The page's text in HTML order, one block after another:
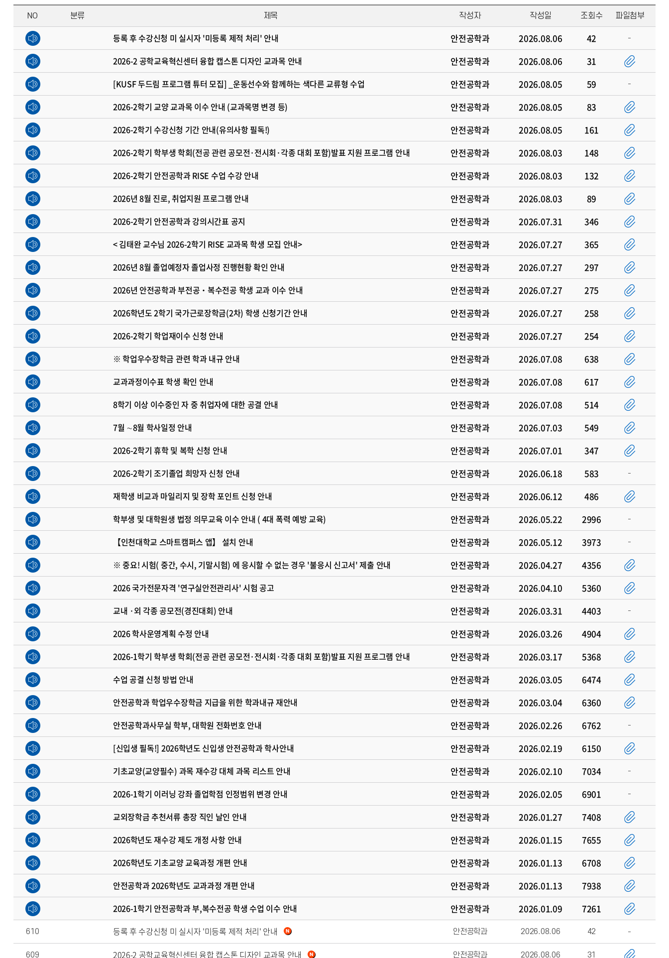
NO 분류 제목 작성자 작성일 조회수 파일첨부
등록 후 수강신청 미 실시자 '미등록 제적 처리' 안내 안전공학과 2026.08.06 42
2026-2 공학교육혁신센터 융합 캡스톤 디자인 교과목 안내 안전공학과 2026.08.06 31
[KUSF 두드림 프로그램 튜터 모집] _운동선수와 함께하는 색다른 교류형 수업 안전공학과 2026.08.05 59
2026-2학기 교양 교과목 이수 안내 (교과목명 변경 등) 안전공학과 2026.08.05 83
2026-2학기 수강신청 기간 안내(유의사항 필독!) 안전공학과 2026.08.05 161
2026-2학기 학부생 학회(전공 관련 공모전·전시회·각종 대회 포함)발표 지원 프로그램 안내 안전공학과 2026.08.03 148
2026-2학기 안전공학과 RISE 수업 수강 안내 안전공학과 2026.08.03 132
2026년 8월 진로, 취업지원 프로그램 안내 안전공학과 2026.08.03 89
2026-2학기 안전공학과 강의시간표 공지 안전공학과 2026.07.31 346
< 김태완 교수님 2026-2학기 RISE 교과목 학생 모집 안내> 안전공학과 2026.07.27 365
2026년 8월 졸업예정자 졸업사정 진행현황 확인 안내 안전공학과 2026.07.27 297
2026년 안전공학과 부전공‧복수전공 학생 교과 이수 안내 안전공학과 2026.07.27 275
2026학년도 2학기 국가근로장학금(2차) 학생 신청기간 안내 안전공학과 2026.07.27 258
2026-2학기 학업재이수 신청 안내 안전공학과 2026.07.27 254
※ 학업우수장학금 관련 학과 내규 안내 안전공학과 2026.07.08 638
교과과정이수표 학생 확인 안내 안전공학과 2026.07.08 617
8학기 이상 이수중인 자 중 취업자에 대한 공결 안내 안전공학과 2026.07.08 514
7월 ∼8월 학사일정 안내 안전공학과 2026.07.03 549
2026-2학기 휴학 및 복학 신청 안내 안전공학과 2026.07.01 347
2026-2학기 조기졸업 희망자 신청 안내 안전공학과 2026.06.18 583
재학생 비교과 마일리지 및 장학 포인트 신청 안내 안전공학과 2026.06.12 486
학부생 및 대학원생 법정 의무교육 이수 안내 ( 4대 폭력 예방 교육) 안전공학과 2026.05.22 2996
【인천대학교 스마트캠퍼스 앱】 설치 안내 안전공학과 2026.05.12 3973
※ 중요! 시험( 중간, 수시, 기말시험) 에 응시할 수 없는 경우 '불응시 신고서' 제출 안내 안전공학과 2026.04.27 4356
2026 국가전문자격 '연구실안전관리사' 시험 공고 안전공학과 2026.04.10 5360
교내 ·외 각종 공모전(경진대회) 안내 안전공학과 2026.03.31 4403
2026 학사운영계획 수정 안내 안전공학과 2026.03.26 4904
2026-1학기 학부생 학회(전공 관련 공모전·전시회·각종 대회 포함)발표 지원 프로그램 안내 안전공학과 2026.03.17 5368
수업 공결 신청 방법 안내 안전공학과 2026.03.05 6474
안전공학과 학업우수장학금 지급을 위한 학과내규 재안내 안전공학과 2026.03.04 6360
안전공학과사무실 학부, 대학원 전화번호 안내 안전공학과 2026.02.26 6762
[신입생 필독!] 2026학년도 신입생 안전공학과 학사안내 안전공학과 2026.02.19 6150
기초교양(교양필수) 과목 재수강 대체 과목 리스트 안내 안전공학과 2026.02.10 7034
2026-1학기 이러닝 강좌 졸업학점 인정범위 변경 안내 안전공학과 2026.02.05 6901
교외장학금 추천서류 총장 직인 날인 안내 안전공학과 2026.01.27 7408
2026학년도 재수강 제도 개정 사항 안내 안전공학과 2026.01.15 7655
2026학년도 기초교양 교육과정 개편 안내 안전공학과 2026.01.13 6708
안전공학과 2026학년도 교과과정 개편 안내 안전공학과 2026.01.13 7938
2026-1학기 안전공학과 부,복수전공 학생 수업 이수 안내 안전공학과 2026.01.09 7261
610 등록 후 수강신청 미 실시자 '미등록 제적 처리' 안내 안전공학과 2026.08.06 42
609 2026-2 공학교육혁신센터 융합 캡스톤 디자인 교과목 안내 안전공학과 2026.08.06 31